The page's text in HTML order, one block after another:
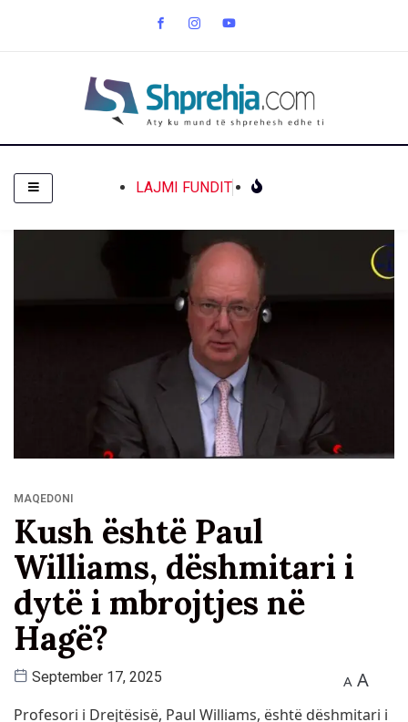
LAJMI FUNDIT
MAQEDONI
Kush është Paul
Williams, dëshmitari i
dytë i mbrojtjes në
Hagë?
September 17, 2025 A A
Profesori i Drejtësisë, Paul Williams, është dëshmitari i